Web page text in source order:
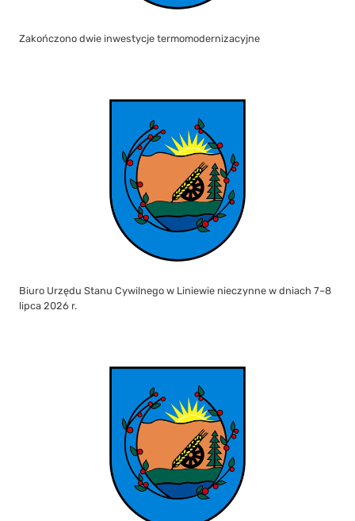
Zakończono dwie inwestycje termomodernizacyjne
Biuro Urzędu Stanu Cywilnego w Liniewie nieczynne w dniach 7–8
lipca 2026 r.